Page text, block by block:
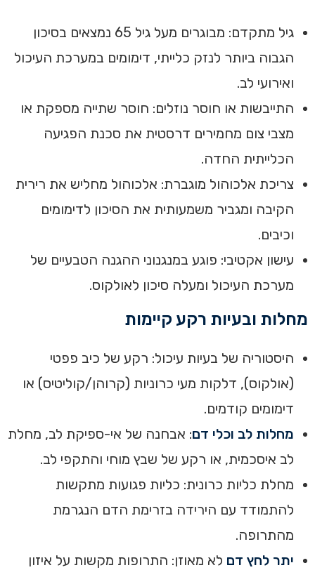
גיל מתקדם: מבוגרים מעל גיל 65 נמצאים בסיכון
הגבוה ביותר לנזק כלייתי, דימומים במערכת העיכול
ואירועי לב.
התייבשות או חוסר נוזלים: חוסר שתייה מספקת או
מצבי צום מחמירים דרסטית את סכנת הפגיעה
הכלייתית החדה.
צריכת אלכוהול מוגברת: אלכוהול מחליש את רירית
הקיבה ומגביר משמעותית את הסיכון לדימומים
וכיבים.
עישון אקטיבי: פוגע במנגנוני ההגנה הטבעיים של
מערכת העיכול ומעלה סיכון לאולקוס.
מחלות ובעיות רקע קיימות
היסטוריה של בעיות עיכול: רקע של כיב פפטי
(אולקוס), דלקות מעי כרוניות (קרוהן/קוליטיס) או
דימומים קודמים.
מחלות לב וכלי דם: אבחנה של אי-ספיקת לב, מחלת
לב איסכמית, או רקע של שבץ מוחי והתקפי לב.
מחלת כליות כרונית: כליות פגועות מתקשות
להתמודד עם הירידה בזרימת הדם הנגרמת
מהתרופה.
יתר לחץ דם לא מאוזן: התרופות מקשות על איזון